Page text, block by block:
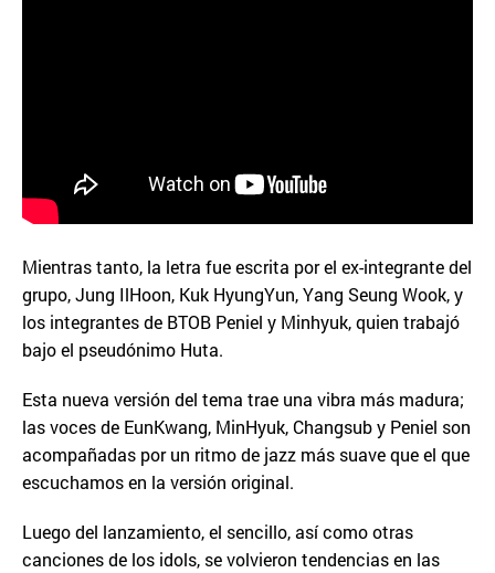
Mientras tanto, la letra fue escrita por el ex-integrante del
grupo, Jung IlHoon, Kuk HyungYun, Yang Seung Wook, y
los integrantes de BTOB Peniel y Minhyuk, quien trabajó
bajo el pseudónimo Huta.
Esta nueva versión del tema trae una vibra más madura;
las voces de EunKwang, MinHyuk, Changsub y Peniel son
acompañadas por un ritmo de jazz más suave que el que
escuchamos en la versión original.
Luego del lanzamiento, el sencillo, así como otras
canciones de los idols, se volvieron tendencias en las